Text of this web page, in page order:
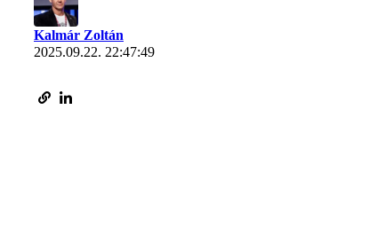
Kalmár Zoltán
2025.09.22. 22:47:49